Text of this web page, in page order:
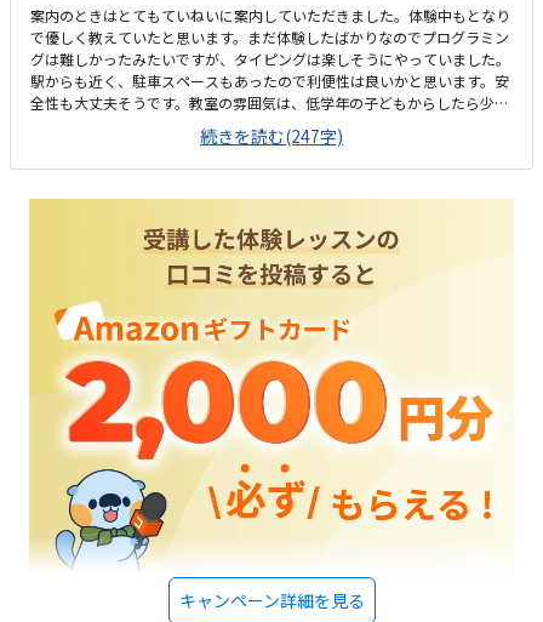
案内のときはとてもていねいに案内していただきました。体験中もとなり
で優しく教えていたと思います。まだ体験したばかりなのでプログラミン
グは難しかったみたいですが、タイピングは楽しそうにやっていました。
駅からも近く、駐車スペースもあったので利便性は良いかと思います。安
全性も大丈夫そうです。教室の雰囲気は、低学年の子どもからしたら少し
通いづらいかなと思いました。大きい子たちからは勉強しやすいかもしれ
ませんが他のプログラミングがどれくらいかは分かりませんが、授業内容
的に料金は少し高めに感じました。
続きを読む(247字)
キャンペーン詳細を見る